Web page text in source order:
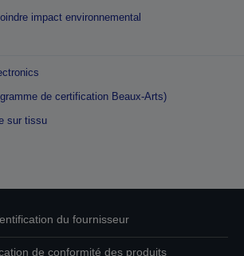
impact environnemental
de certification Beaux-Arts)
sur tissu
du fournisseur
de conformité des produits